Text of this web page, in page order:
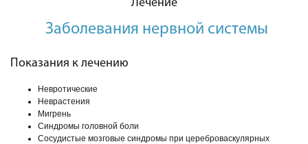
Лечение
Заболевания нервной системы
Показания к лечению
Невротические
Неврастения
Мигрень
Синдромы головной боли
Сосудистые мозговые синдромы при цереброваскулярных